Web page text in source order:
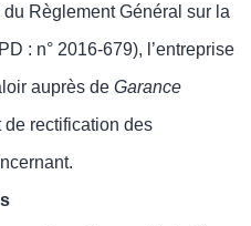
Règlement Général sur la
: n° 2016-679), l’entreprise
auprès de Garance
de rectification des